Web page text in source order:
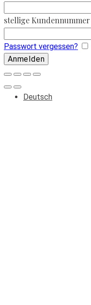
stellige Kundennummer
Passwort vergessen?
Deutsch